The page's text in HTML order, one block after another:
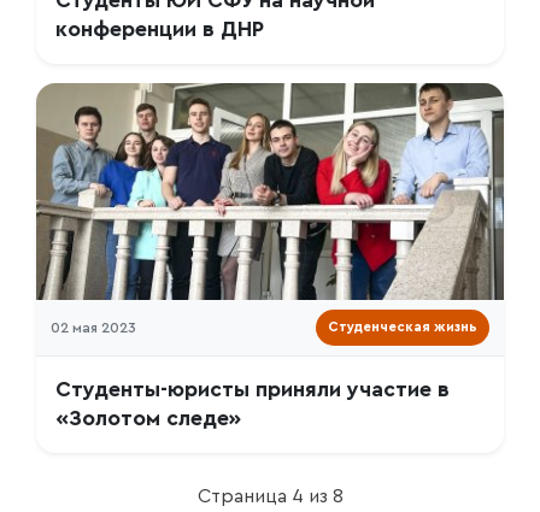
конференции в ДНР
02 мая 2023 Студенческая жизнь
Студенты-юристы приняли участие в
«Золотом следе»
Страница 4 из 8